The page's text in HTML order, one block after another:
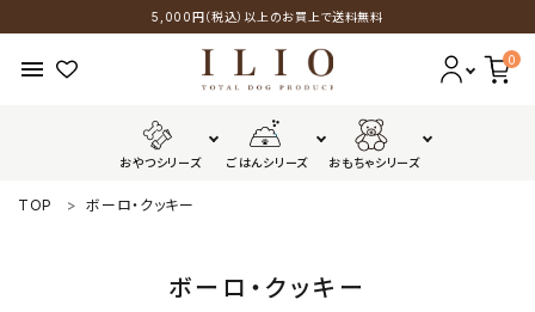
5,000円（税込）以上のお買上で送料無料
menu 0
おやつシリーズ ごはんシリーズ おもちゃシリーズ
おやつシリーズ
ごはんシリーズ
TOP ボーロ・クッキー
ボーロ・クッキー